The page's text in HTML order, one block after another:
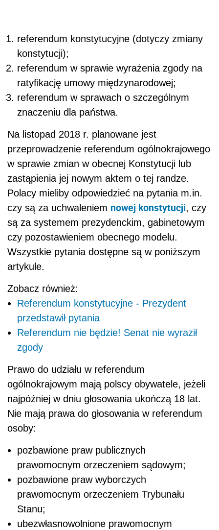
referendum konstytucyjne (dotyczy zmiany
konstytucji);
referendum w sprawie wyrażenia zgody na
ratyfikację umowy międzynarodowej;
referendum w sprawach o szczególnym
znaczeniu dla państwa.
Na listopad 2018 r. planowane jest
przeprowadzenie referendum ogólnokrajowego
w sprawie zmian w obecnej Konstytucji lub
zastąpienia jej nowym aktem o tej randze.
Polacy mieliby odpowiedzieć na pytania m.in.
czy są za uchwaleniem nowej konstytucji, czy
są za systemem prezydenckim, gabinetowym
czy pozostawieniem obecnego modelu.
Wszystkie pytania dostępne są w poniższym
artykule.
Zobacz również:
Referendum konstytucyjne - Prezydent
przedstawił pytania
Referendum nie będzie! Senat nie wyraził
zgody
Prawo do udziału w referendum
ogólnokrajowym mają polscy obywatele, jeżeli
najpóźniej w dniu głosowania ukończą 18 lat.
Nie mają prawa do głosowania w referendum
osoby:
pozbawione praw publicznych
prawomocnym orzeczeniem sądowym;
pozbawione praw wyborczych
prawomocnym orzeczeniem Trybunału
Stanu;
ubezwłasnowolnione prawomocnym